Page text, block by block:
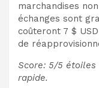
marchandises
échanges sont
coûteront 7 $
de
Score: 5/5
rapide.